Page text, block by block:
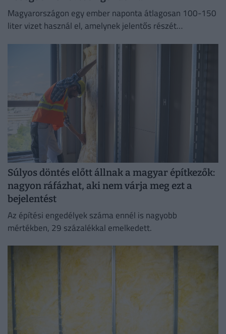
Magyarországon egy ember naponta átlagosan 100-150
liter vizet használ el, amelynek jelentős részét
Súlyos döntés előtt állnak a magyar építkezők:
nagyon ráfázhat, aki nem várja meg ezt a
bejelentést
Az építési engedélyek száma ennél is nagyobb
mértékben, 29 százalékkal emelkedett.